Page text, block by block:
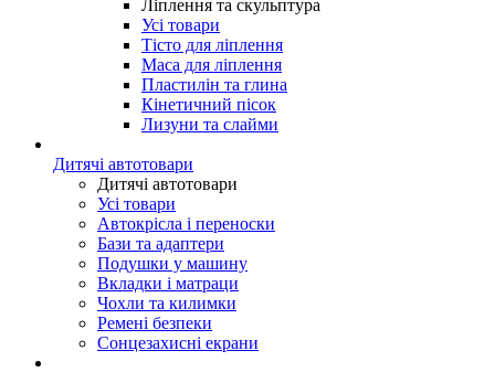
Ліплення та скульптура
Усі товари
Тісто для ліплення
Маса для ліплення
Пластилін та глина
Кінетичний пісок
Лизуни та слайми
Дитячі автотовари
Дитячі автотовари
Усі товари
Автокрісла і переноски
Бази та адаптери
Подушки у машину
Вкладки і матраци
Чохли та килимки
Ремені безпеки
Сонцезахисні екрани